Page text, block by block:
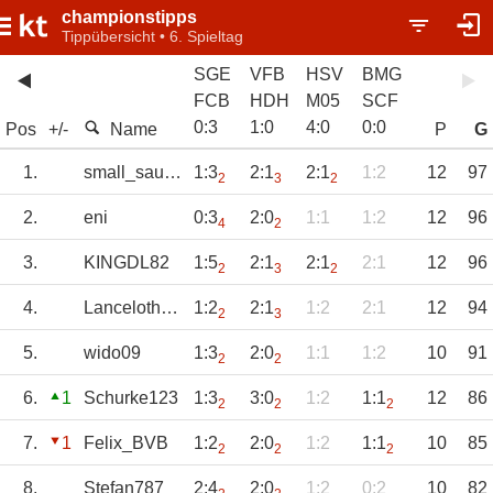
championstipps
Tippübersicht • 6. Spieltag
Pos +/- Name
SGE
FCB
0:3
VFB
HDH
1:0
HSV
M05
4:0
BMG
SCF
0:0 P G
1. small_sausage 1:32 2:13 2:12 1:2 12 97
2. eni 0:34 2:02 1:1 1:2 12 96
3. KINGDL82 1:52 2:13 2:12 2:1 12 96
4. Lanceloth1973 1:22 2:13 1:2 2:1 12 94
5. wido09 1:32 2:02 1:1 1:2 10 91
6. 1 Schurke123 1:32 3:02 1:2 1:12 12 86
7. 1 Felix_BVB 1:22 2:02 1:2 1:12 10 85
8. Stefan787 2:4 2:0 1:2 0:2 10 82